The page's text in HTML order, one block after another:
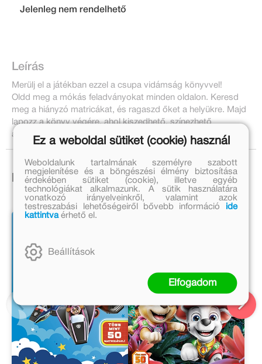
Jelenleg nem rendelhető
Leírás
Merülj el a játékban ezzel a csupa vidámság könyvvel!
Oldd meg a mókás feladványokat minden oldalon. Keresd
meg a hiányzó matricákat, és ragaszd őket a helyükre. Majd
lapozz a könyv végére, ahol kiszedhető, színezhető
állatfigurákat találsz.
Ezek is érdekelhetnek!
Ez a weboldal sütiket (cookie) használ
Weboldalunk tartalmának személyre szabott
megjelenítése és a böngészési élmény biztosítása
érdekében sütiket (cookie), illetve egyéb
technológiákat alkalmazunk. A sütik használatára
vonatkozó irányelveinkről, valamint azok
testreszabási lehetőségeiről bővebb információ
ide
kattintvaérhető el.
Beállítások
Elfogadom